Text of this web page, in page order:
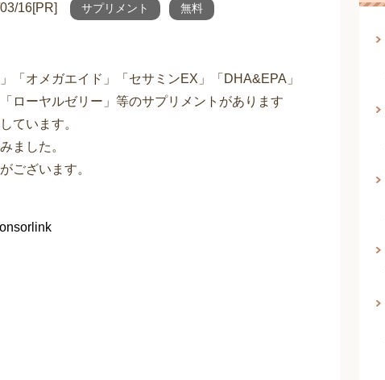
16[PR] サプリメント 無料
「オメガエイド」「セサミンEX」「DHA&EPA」
ローヤルゼリー」等のサプリメントがあります
ています。
ました。
ございます。